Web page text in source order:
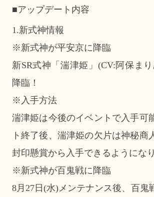
■アップデート内容
1.新式神情報
※新式神が平安京に降臨
新SR式神「湍津姫」(CV:阿保ま
降臨！
※入手方法
湍津姫は今後のイベントで入手可
ト終了後、湍津姫の欠片は神秘商
封印懸賞から入手できるようになり
※新式神が百鬼戦に降臨
8月27日(水)メンテナンス後、百鬼